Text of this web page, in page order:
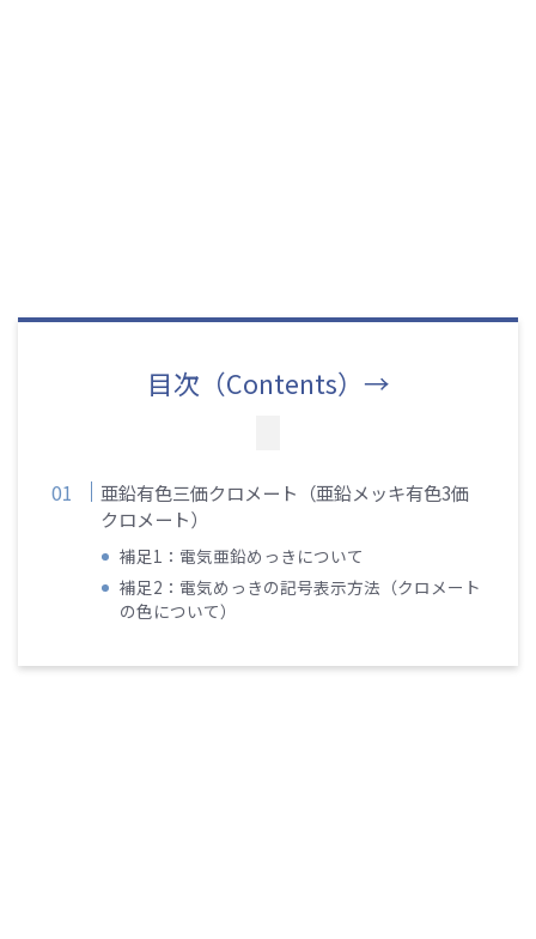
目次（Contents）→
亜鉛有色三価クロメート（亜鉛メッキ有色3価
クロメート）
補足1：電気亜鉛めっきについて
補足2：電気めっきの記号表示方法（クロメート
の色について）